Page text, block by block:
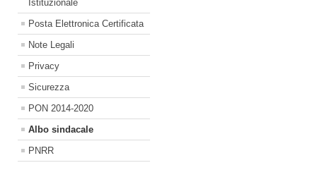
Istituzionale
Posta Elettronica Certificata
Note Legali
Privacy
Sicurezza
PON 2014-2020
Albo sindacale
PNRR